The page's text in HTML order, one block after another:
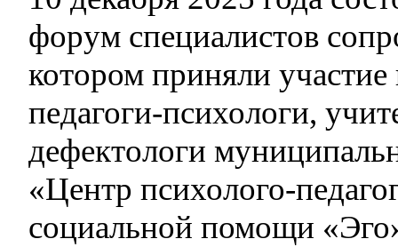
форум специалистов
котором приняли
педагоги-психологи,
дефектологи
«Центр психолого-
социальной помощи